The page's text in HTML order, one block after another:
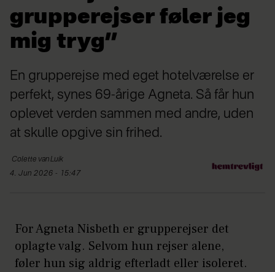
grupperejser føler jeg
mig tryg”
En grupperejse med eget hotelværelse er
perfekt, synes 69-årige Agneta. Så får hun
oplevet verden sammen med andre, uden
at skulle opgive sin frihed.
Colette van Luik
4. Jun 2026 - 15:47
For Agneta Nisbeth er grupperejser det
oplagte valg. Selvom hun rejser alene,
føler hun sig aldrig efterladt eller isoleret.